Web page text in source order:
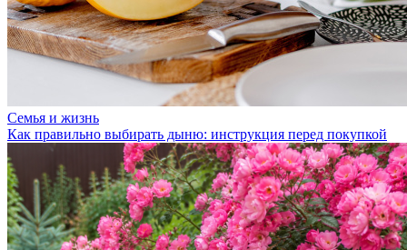
Семья и жизнь
Как правильно выбирать дыню: инструкция перед покупкой